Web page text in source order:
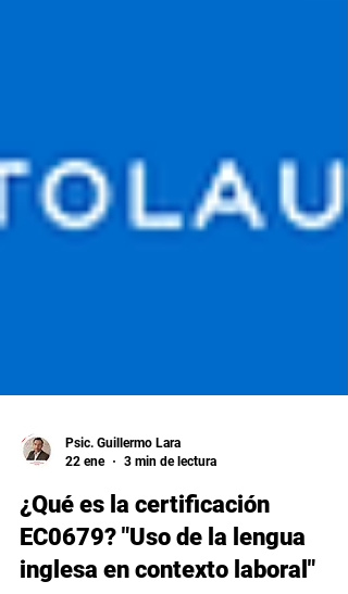
22 ene
3 min de lectura
¿Qué es la certificación
EC0679? "Uso de la lengua